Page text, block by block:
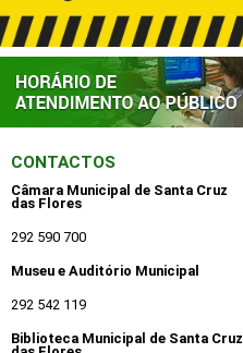
CONTACTOS
Câmara Municipal de Santa Cruz
das Flores
292 590 700
Museu e Auditório Municipal
292 542 119
Biblioteca Municipal de Santa Cruz